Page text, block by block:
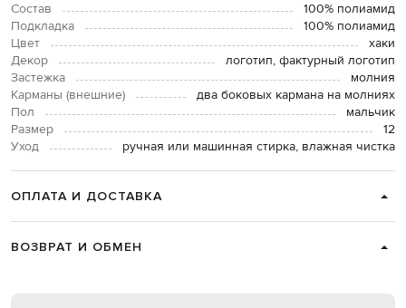
Состав
100% полиамид
Подкладка
100% полиамид
Цвет
хаки
Декор
логотип, фактурный логотип
Застежка
молния
Карманы (внешние)
два боковых кармана на молниях
Пол
мальчик
Размер
12
Уход
ручная или машинная стирка, влажная чистка
ОПЛАТА И ДОСТАВКА
ВОЗВРАТ И ОБМЕН